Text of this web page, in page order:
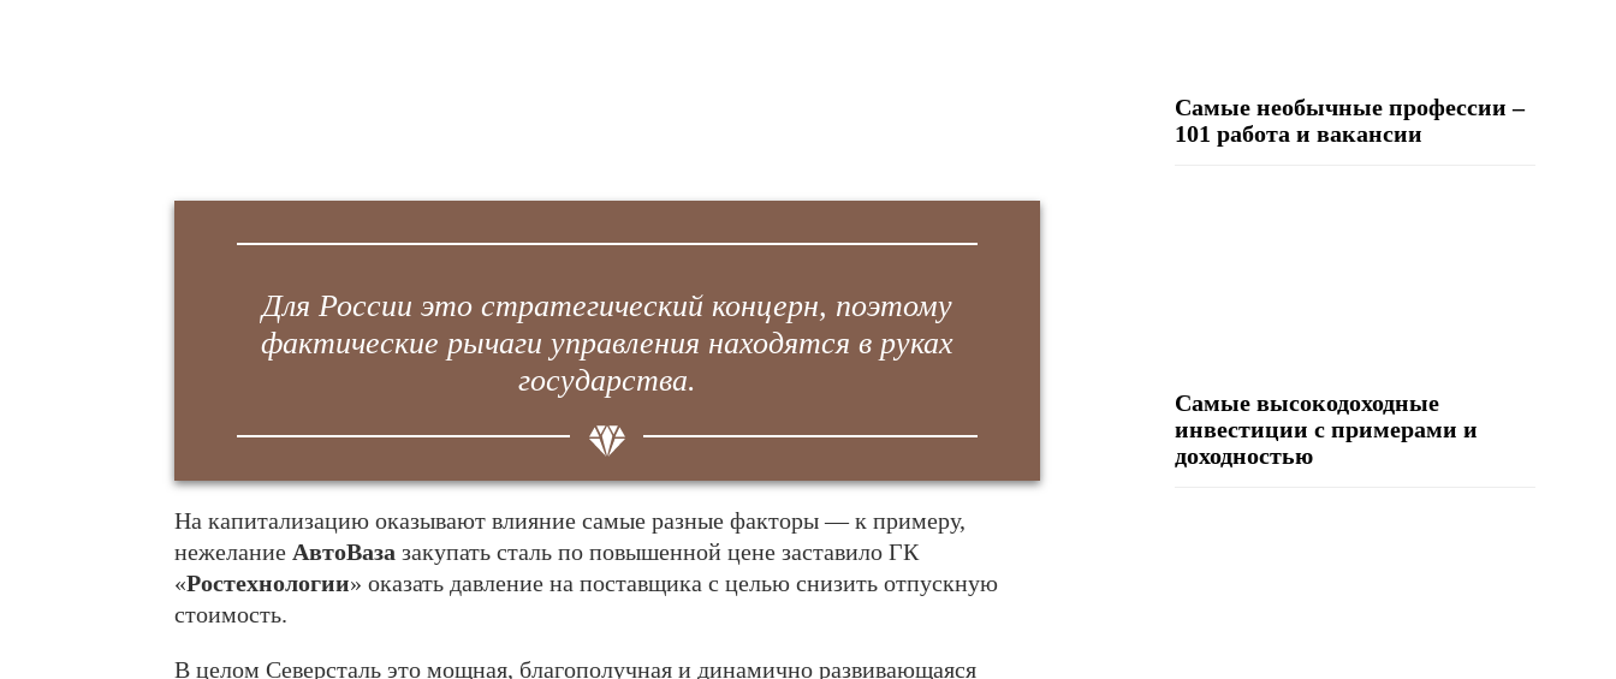
Для России это стратегический концерн, поэтому
фактические рычаги управления находятся в руках
государства.
На капитализацию оказывают влияние самые разные факторы — к примеру,
нежелание АвтоВаза закупать сталь по повышенной цене заставило ГК
«Ростехнологии» оказать давление на поставщика с целью снизить отпускную
стоимость.
В целом Северсталь это мощная, благополучная и динамично развивающаяся
Самые необычные профессии –
101 работа и вакансии
Самые высокодоходные
инвестиции с примерами и
доходностью